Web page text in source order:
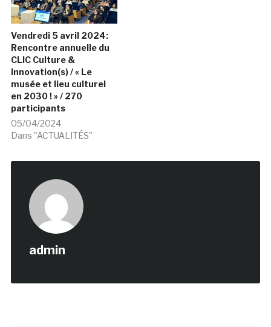
Vendredi 5 avril 2024:
Rencontre annuelle du
CLIC Culture &
Innovation(s) / « Le
musée et lieu culturel
en 2030 ! » / 270
participants
05/04/2024
Dans "ACTUALITÉS"
admin